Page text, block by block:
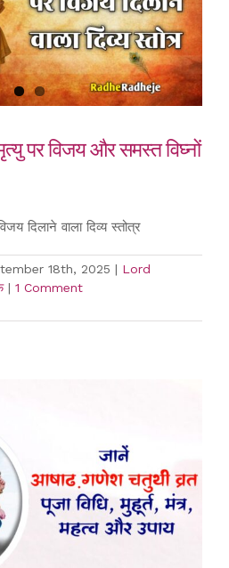
पर विजय और समस्त विघ्नों
दिलाने वाला दिव्य स्तोत्र
18th, 2025 | Lord
| 1 Comment